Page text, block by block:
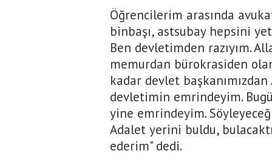
Öğrencilerim arasında
binbaşı, astsubay hepsini
Ben devletimden razıyım.
memurdan bürokrasiden
kadar devlet
devletimin emrindeyim.
yine emrindeyim.
Adalet yerini buldu,
ederim" dedi.